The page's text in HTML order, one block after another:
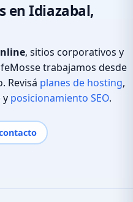
en Idiazabal,
, sitios corporativos y
trabajamos desde
Revisá planes de hosting,
y posicionamiento SEO.